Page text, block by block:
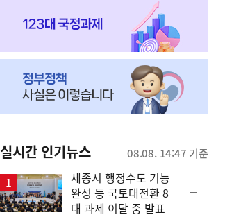
실시간 인기뉴스 08.08. 14:47 기준
세종시 행정수도 기능
완성 등 국토대전환 8
대 과제 이달 중 발표